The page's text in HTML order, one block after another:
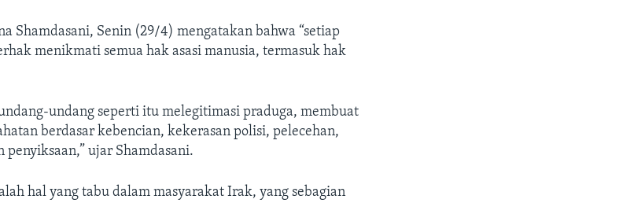
Shamdasani, Senin (29/4) mengatakan bahwa “setiap
menikmati semua hak asasi manusia, termasuk hak
undang seperti itu melegitimasi praduga, membuat
berdasar kebencian, kekerasan polisi, pelecehan,
ujar Shamdasani.
hal yang tabu dalam masyarakat Irak, yang sebagian